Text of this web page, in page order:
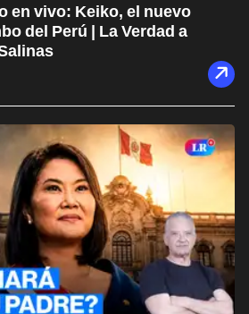
en vivo: Keiko, el nuevo
del Perú | La Verdad a